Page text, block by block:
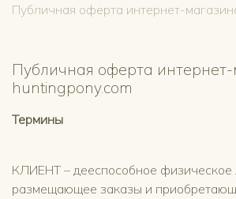
Публичная оферта интернет-
Публичная оферта
huntingpony.com
Термины
КЛИЕНТ – дееспособное физическое
размещающее заказы и